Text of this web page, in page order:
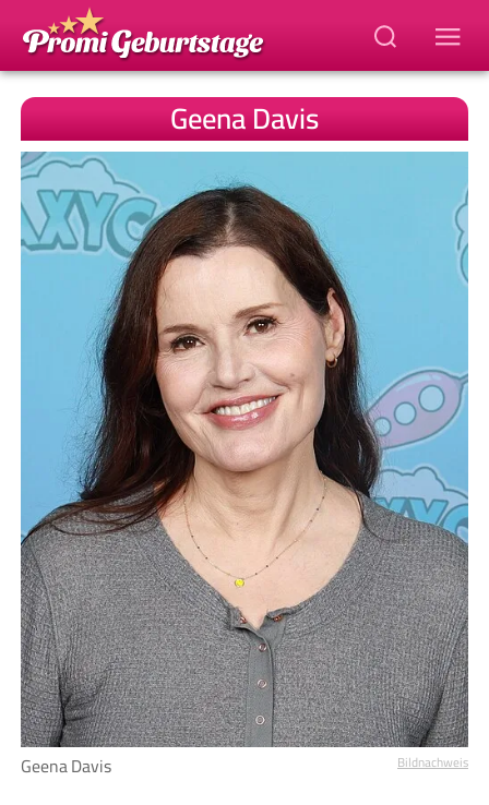
Geena Davis
Geena Davis Bildnachweis